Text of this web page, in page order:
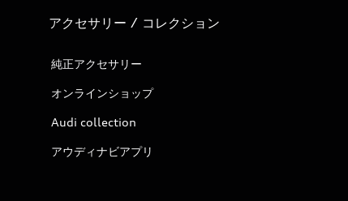
アクセサリー / コレクション
純正アクセサリー
オンラインショップ
Audi collection
アウディナビアプリ